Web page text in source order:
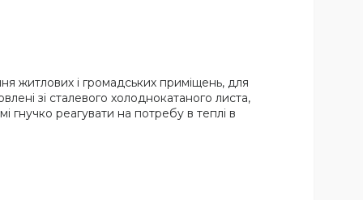
житлових і громадських приміщень, для
зі сталевого холоднокатаного листа,
гнучко реагувати на потребу в теплі в